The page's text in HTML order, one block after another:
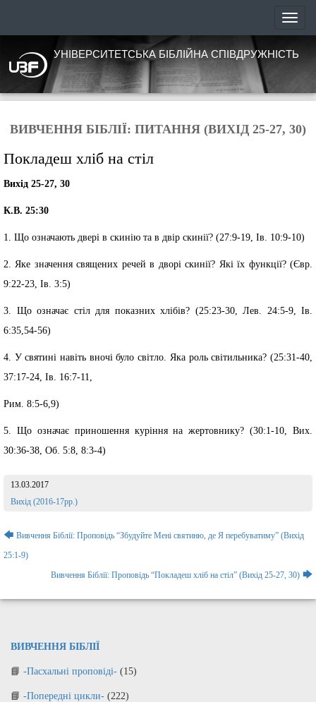
УНІВЕРСИТЕТСЬКА БІБЛІЙНА СПІВДРУЖНІСТЬ
ВИВЧЕННЯ БІБЛІЇ: ПИТАННЯ (ВИХІД 25-27, 30)
Покладеш хліб на стіл
Вихід 25-27, 30
К.В. 25:30
1. Що означають двері в скинію та в двір скинії? (27:9-19, Ів. 10:9-10)
2. Яке значення священих речей в дворі скинії? Які їх функції? (Євр.
9:22-23, Ів. 3:5)
3. Що означає стіл для показних хлібів? (25:23-30, Лев. 24:5-9, Ів.
6:35,54-56)
4. У святині навіть вночі було світло. Яка роль світильника? (25:31-40,
37:17-24, Ів. 16:7-11,
Рим. 8:5-6,9)
5. Що означає приношення куріння на жертовнику? (30:1-10, Вих.
30:36-38, Об. 5:8, 8:3-4)
13.03.2017
Розділ:
Вихід (2016-17рр.)
Навігація
записів
🡄 Вивчення Біблії: Проповідь “Збудуйте Мені святиню, де Я перебуватиму” (Вихід
25:1-9)
Вивчення Біблії: Проповідь “Покладеш хліб на стіл” (Вихід 25-27, 30) 🡆
ВИВЧЕННЯ БІБЛІЇ
-Пасхальні проповіді- (15)
-Попередні цикли- (222)